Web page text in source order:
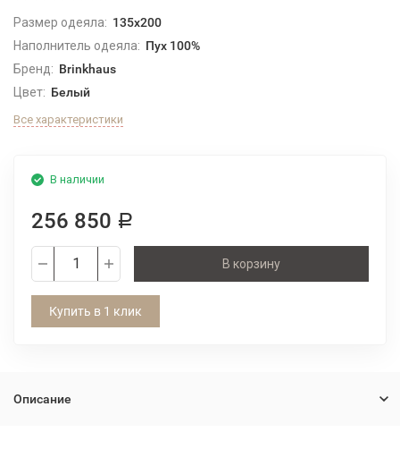
Размер одеяла: 135x200
Наполнитель одеяла: Пух 100%
Бренд: Brinkhaus
Цвет: Белый
Все характеристики
В наличии
256 850 Р
В корзину
Купить в 1 клик
Описание